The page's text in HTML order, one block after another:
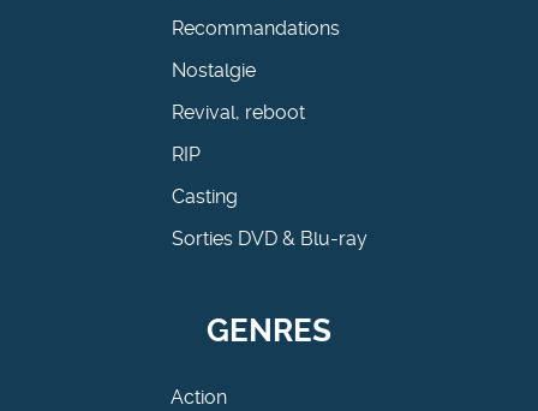
Recommandations
Nostalgie
Revival, reboot
RIP
Casting
Sorties DVD & Blu-ray
GENRES
Action